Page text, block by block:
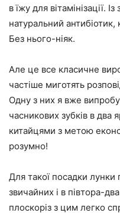
в їжу для вітамінізації.
натуральний
Без нього-ніяк.
Але це все класичне
частіше миготять
Одну з них я вже
часникових зубків в
китайцями з метою
розумно!
Для такої посадки
звичайних і в півтора-
плоскоріз з цим легко